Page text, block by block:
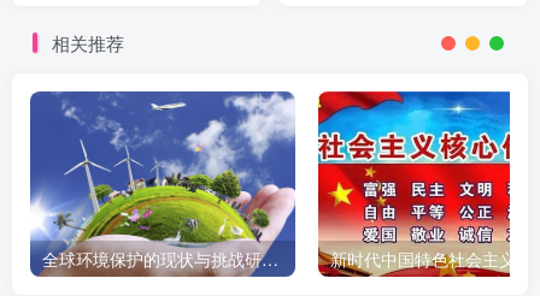
相关推荐
全球环境保护的现状与挑战研究报告 新时代中国特色社会主义